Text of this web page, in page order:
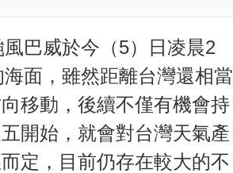
巴威於今（5）日凌晨2
面，雖然距離台灣還相當
移動，後續不僅有機會持
開始，就會對台灣天氣產
定，目前仍存在較大的不